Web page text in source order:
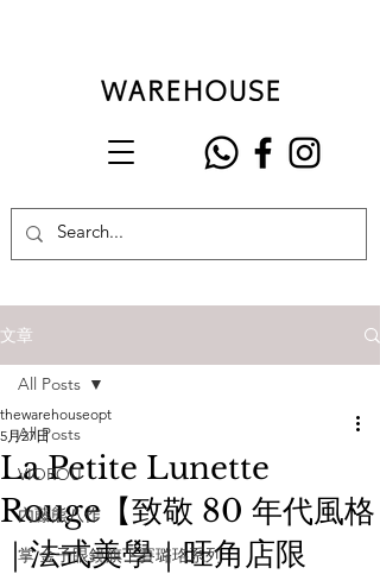
文章
All Posts
VIOROU
內藤熊八作
掌 金子眼鏡旗下賽璐珞系列
All Posts
La Petite Lunette
Rouge【致敬 80 年代風格
｜法式美學｜旺角店限
thewarehouseopt
5月27日